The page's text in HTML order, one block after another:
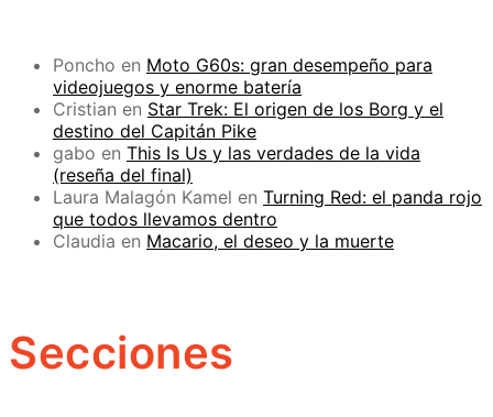
Poncho en Moto G60s: gran desempeño para
videojuegos y enorme batería
Cristian en Star Trek: El origen de los Borg y el
destino del Capitán Pike
gabo en This Is Us y las verdades de la vida
(reseña del final)
Laura Malagón Kamel en Turning Red: el panda rojo
que todos llevamos dentro
Claudia en Macario, el deseo y la muerte
Secciones